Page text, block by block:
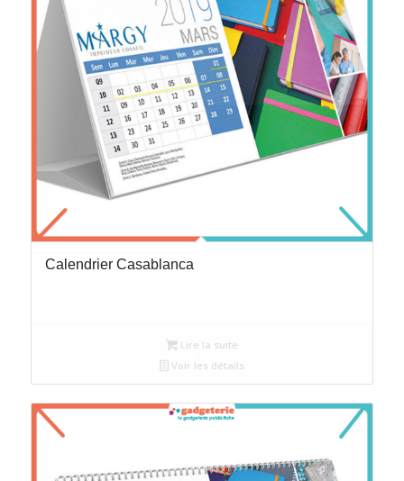
Calendrier Casablanca
Lire la suite
Voir les détails